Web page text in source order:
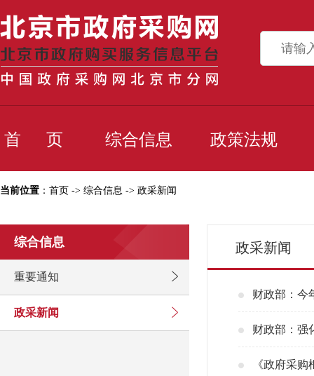
首 页 综合信息 政策法规
当前位置 ： 首页 -> 综合信息 -> 政采新闻
综合信息
重要通知
政采新闻
政采新闻
财政部：今
财政部：强
《政府采